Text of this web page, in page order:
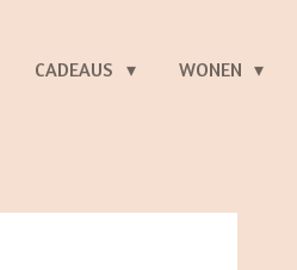
CADEAUS WONEN